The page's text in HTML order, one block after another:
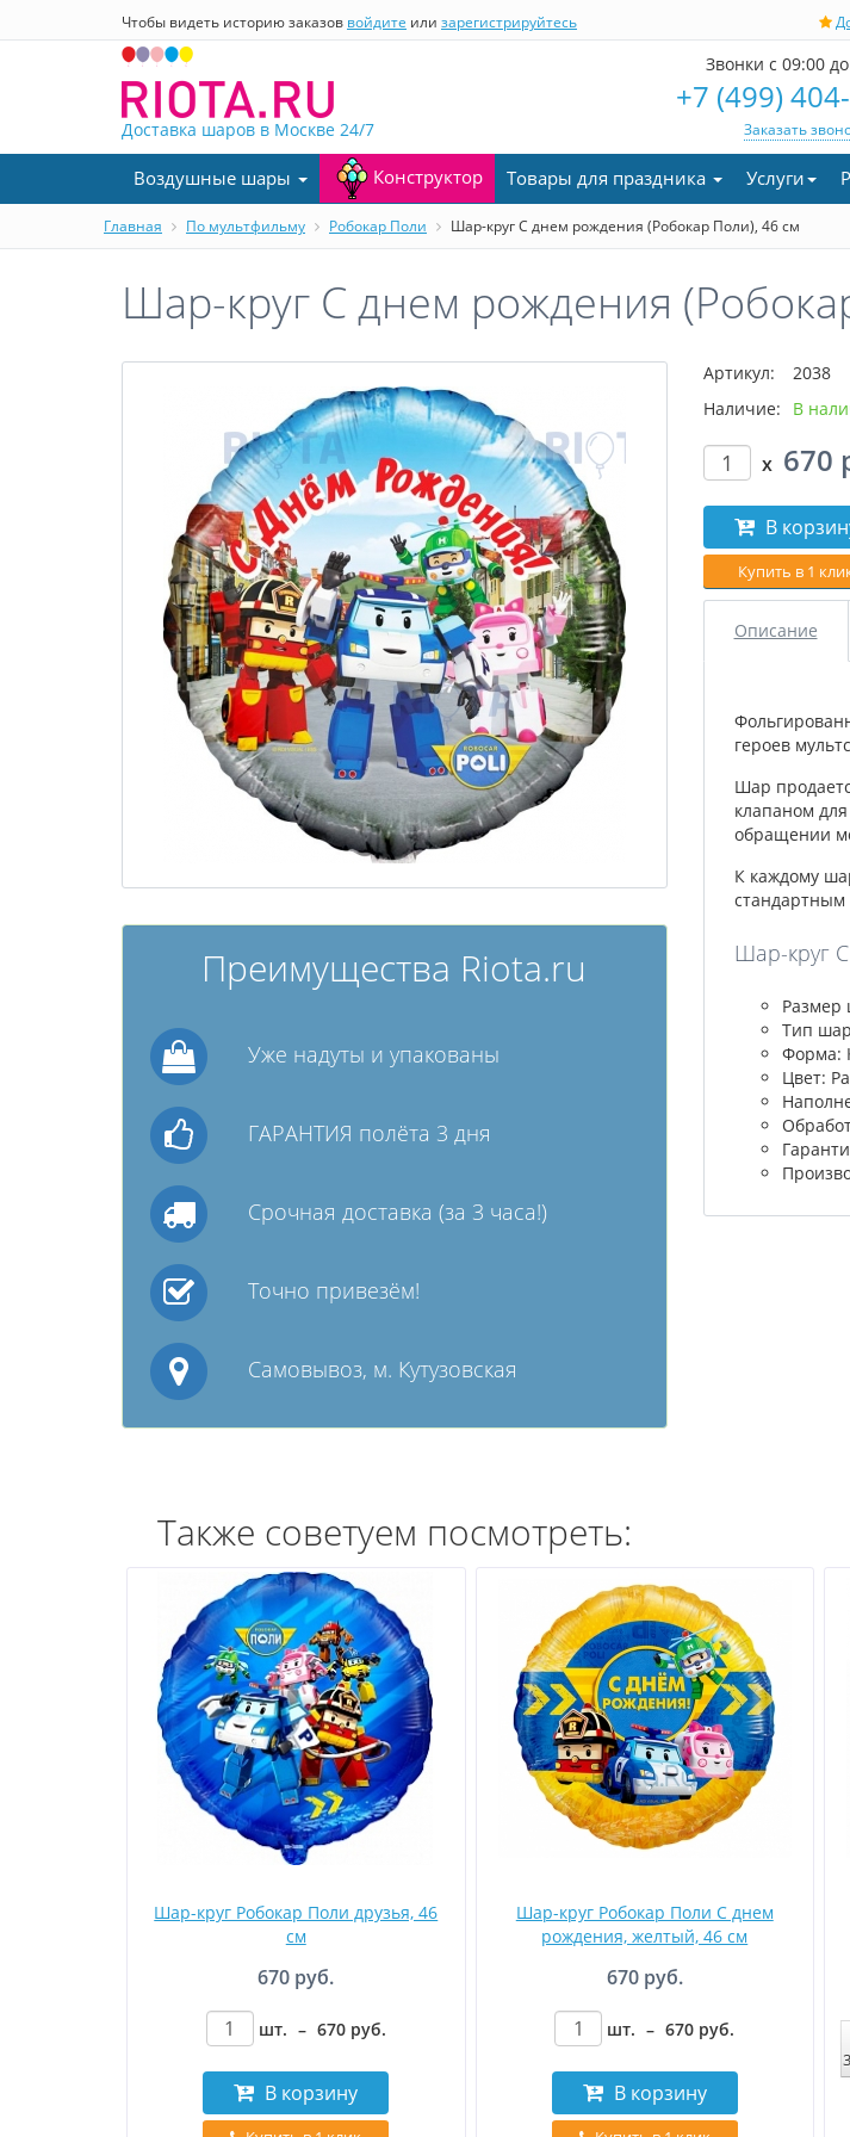
Чтобы видеть историю заказов войдите или зарегистрируйтесь
Доставка шаров в Москве 24/7
Звонки с 09:00
+7 (499)
Заказать
Воздушные шары Конструктор Товары для праздника Услуги
Главная По мультфильму Робокар Поли Шар-круг С днем рождения (Робокар Поли), 46 см
Шар-круг С днем рождения
Преимущества Riota.ru
Уже надуты и упакованы
ГАРАНТИЯ полёта 3 дня
Срочная доставка (за 3 часа!)
Точно привезём!
Самовывоз, м. Кутузовская
Артикул:
2038
Наличие:
В
x 670
В
Купить в 1
Описание
героев
Шар
клапаном
обращении
К каждому
стандартным
Шар-круг
Размер
Тип
Форма:
Цвет:
Также советуем посмотреть:
Шар-круг Робокар Поли друзья, 46
см
670 руб.
шт. – 670 руб.
В корзину
Шар-круг Робокар Поли С днем
рождения, желтый, 46 см
670 руб.
шт. – 670 руб.
В корзину